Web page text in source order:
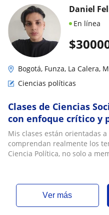
$
Daniel
En línea
Bogotá, Funza, La Calera,
Ciencias políticas
Clases de Ciencias
con enfoque crítico y
Mis clases están orientadas
comprendan realmente los
Ciencia Política, no solo a
ver más